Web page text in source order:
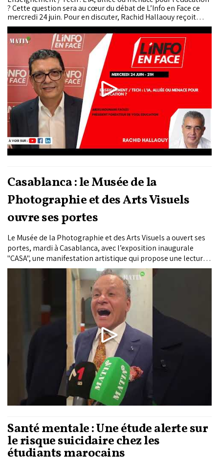
? Cette question sera au cœur du débat de L’Info en Face ce
mercredi 24 juin. Pour en discuter, Rachid Hallaouy reçoit
Abdelmounaim Faouzi, président fondateur de Yool
Education.
Casablanca : le Musée de la
Photographie et des Arts Visuels
ouvre ses portes
Le Musée de la Photographie et des Arts Visuels a ouvert ses
portes, mardi à Casablanca, avec l’exposition inaugurale
"CASA", une manifestation artistique qui propose une lecture
plurielle de la métropole à travers les regards croisés de
photographes et d’artistes visuels marocains et
Santé mentale : Une étude alerte sur
le risque suicidaire chez les
étudiants marocains